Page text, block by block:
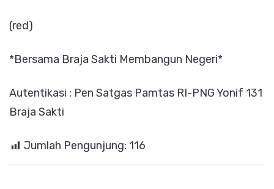
(red)
*Bersama Braja Sakti Membangun Negeri*
Autentikasi : Pen Satgas Pamtas RI-PNG Yonif 131
Braja Sakti
Jumlah Pengunjung: 116